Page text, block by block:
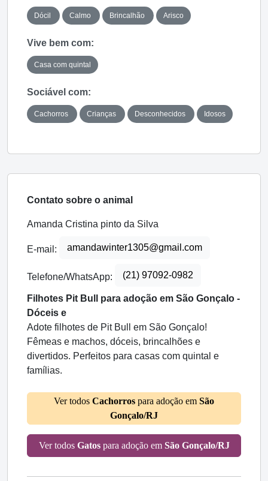
Dócil Calmo Brincalhão Arisco
Vive bem com:
Casa com quintal
Sociável com:
Cachorros Crianças Desconhecidos Idosos
Contato sobre o animal
Amanda Cristina pinto da Silva
E-mail: amandawinter1305@gmail.com
Telefone/WhatsApp: (21) 97092-0982
Filhotes Pit Bull para adoção em São Gonçalo -
Dóceis e
Adote filhotes de Pit Bull em São Gonçalo!
Fêmeas e machos, dóceis, brincalhões e
divertidos. Perfeitos para casas com quintal e
famílias.
Ver todos Cachorros para adoção em São
Gonçalo/RJ
Ver todos Gatospara adoção em São Gonçalo/RJ